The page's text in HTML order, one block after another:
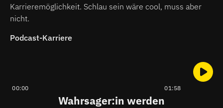
Karrieremöglichkeit. Schlau sein wäre cool, muss aber
nicht.
Podcast-Karriere
00:00 01:58
Wahrsager:in werden